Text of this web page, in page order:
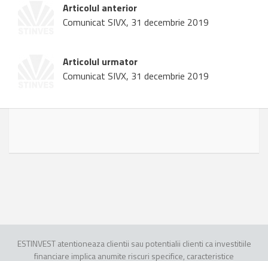
Articolul anterior
Comunicat SIVX, 31 decembrie 2019
Articolul urmator
Comunicat SIVX, 31 decembrie 2019
ESTINVEST atentioneaza clientii sau potentialii clienti ca investitiile
financiare implica anumite riscuri specifice, caracteristice